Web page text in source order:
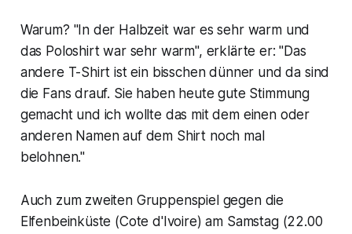
Warum? "In der Halbzeit war es sehr warm und
das Poloshirt war sehr warm", erklärte er: "Das
andere T-Shirt ist ein bisschen dünner und da sind
die Fans drauf. Sie haben heute gute Stimmung
gemacht und ich wollte das mit dem einen oder
anderen Namen auf dem Shirt noch mal
belohnen."
Auch zum zweiten Gruppenspiel gegen die
Elfenbeinküste (Cote d'Ivoire) am Samstag (22.00